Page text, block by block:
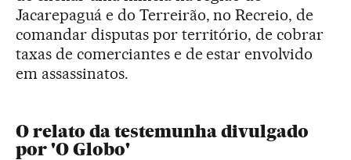
Jacarepaguá e do Terreirão, no Recreio, de
comandar disputas por território, de cobrar
taxas de comerciantes e de estar envolvido
em assassinatos.
O relato da testemunha divulgado
por 'O Globo'